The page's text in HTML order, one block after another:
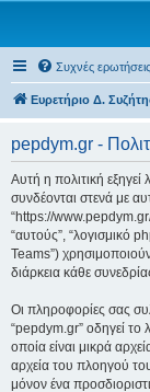
Συχνές ερωτήσεις
Ευρετήριο Δ.
pepdym.gr -
Αυτή η πολιτική
συνδέονται στενά με
“https://www.pepdym.gr/
“αυτούς”, “λογισμικό
Teams”)
διάρκεια κάθε
Οι πληροφορίες σας
“pepdym.gr” οδηγεί το
οποία είναι μικρά
αρχεία του πλοηγού
μόνον ένα